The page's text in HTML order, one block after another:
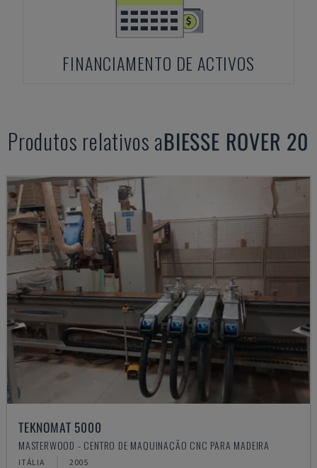
FINANCIAMENTO DE ACTIVOS
Produtos relativos aBIESSE ROVER 20
TEKNOMAT 5000
MASTERWOOD - CENTRO DE MAQUINAÇÃO CNC PARA MADEIRA
ITÁLIA 2005